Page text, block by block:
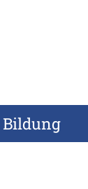
Bildung